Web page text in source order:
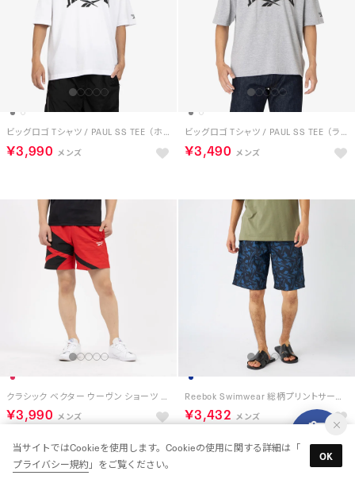
ビッグロゴ Tシャツ / PAUL SS TEE （ホワイト）
￥3,990
ビッグロゴ Tシャツ / PAUL SS TEE （ライトグレー）
￥3,490
クラシック ベクター ウーヴン ショーツ / CL F FR VECTOR WOVEN SHORT （ベクターレッド）
￥3,990
Reebok Swimwear 総柄プリントサーフトランクス【返品不可商品】 （ネイビー）
￥3,432
当サイトではCookieを使用します。Cookieの使用に関する詳細は「
プライバシー規約 」をご覧ください。
OK